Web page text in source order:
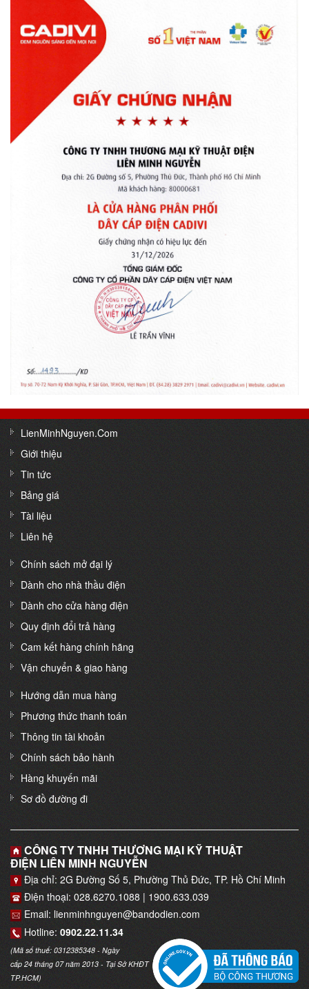
LienMinhNguyen.Com
Giới thiệu
Tin tức
Bảng giá
Tài liệu
Liên hệ
Chính sách mở đại lý
Dành cho nhà thầu điện
Dành cho cửa hàng điện
Quy định đổi trả hàng
Cam kết hàng chính hãng
Vận chuyển & giao hàng
Hướng dẫn mua hàng
Phương thức thanh toán
Thông tin tài khoản
Chính sách bảo hành
Hàng khuyến mãi
Sơ đồ đường đi
CÔNG TY TNHH THƯƠNG MẠI KỸ THUẬT
ĐIỆN LIÊN MINH NGUYỄN
Địa chỉ: 2G Đường Số 5, Phường Thủ Đức, TP. Hồ Chí Minh
Điện thoại: 028.6270.1088 | 1900.633.039
Email: lienminhnguyen@bandodien.com
Hotline: 0902.22.11.34
(Mã số thuế: 0312385348 - Ngày
cấp 24 tháng 07 năm 2013 - Tại Sở KHĐT
TP.HCM)